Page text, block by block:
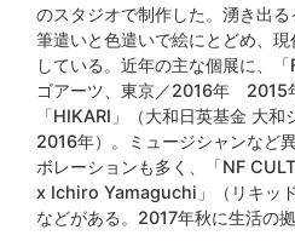
のスタジオで制作した。湧き出
筆遣いと色遣いで絵にとどめ、
している。近年の主な個展に、
ゴアーツ、東京／2016年 2015
「HIKARI」（大和日英基金 大
2016年）。ミュージシャンなど
ボレーションも多く、「NF
x Ichiro Yamaguchi」（リキッ
などがある。2017年秋に生活の